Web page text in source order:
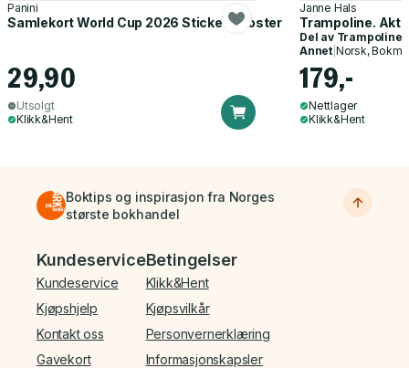
Panini
Samlekort World Cup 2026 Sticker Booster
29,90
Utsolgt
Klikk&Hent
Janne Hals
Trampoline.
Del av Trampoline
Annet| Norsk,
179,-
Nettlager
Klikk&Hent
Boktips og inspirasjon fra Norges
største bokhandel
Bunnmeny
Kundeservice
Kundeservice
Kjøpshjelp
Kontakt oss
Gavekort
Betingelser
Klikk&Hent
Kjøpsvilkår
Personvernerklæring
Informasjonskapsler